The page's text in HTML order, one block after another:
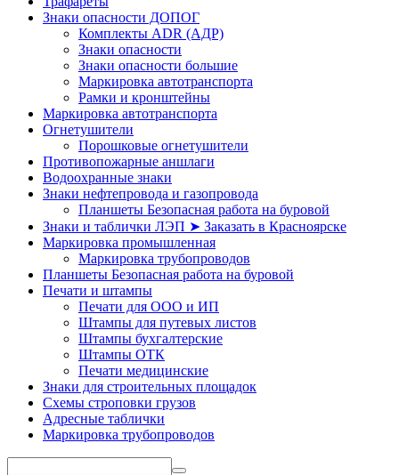
Знаки опасности ДОПОГ
Комплекты ADR (АДР)
Знаки опасности
Знаки опасности большие
Маркировка автотранспорта
Рамки и кронштейны
Маркировка автотранспорта
Огнетушители
Порошковые огнетушители
Противопожарные аншлаги
Водоохранные знаки
Знаки нефтепровода и газопровода
Планшеты Безопасная работа на буровой
Знаки и таблички ЛЭП ➤ Заказать в Красноярске
Маркировка промышленная
Маркировка трубопроводов
Планшеты Безопасная работа на буровой
Печати и штампы
Печати для ООО и ИП
Штампы для путевых листов
Штампы бухгалтерские
Штампы ОТК
Печати медицинские
Знаки для строительных площадок
Схемы строповки грузов
Адресные таблички
Маркировка трубопроводов